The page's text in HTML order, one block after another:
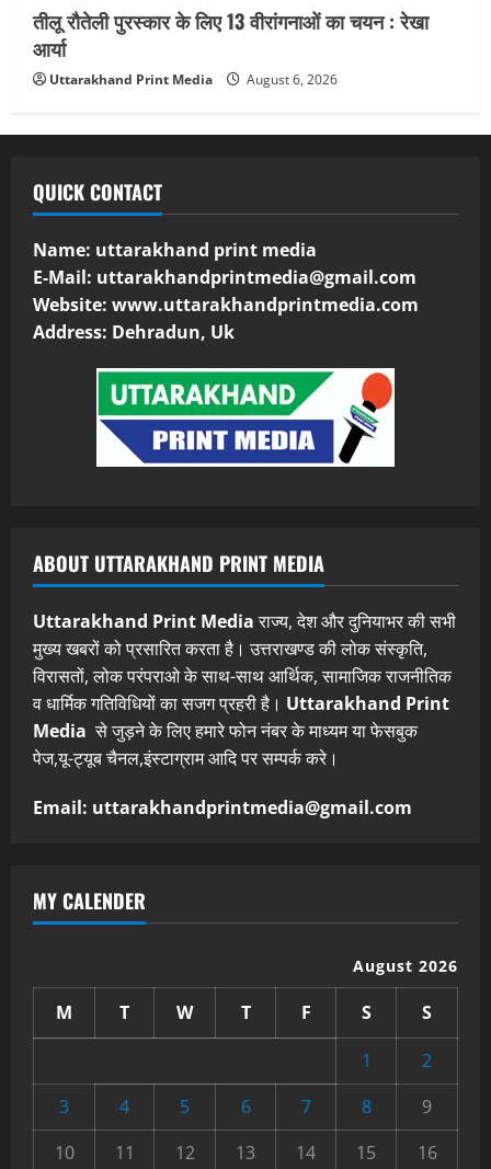
तीलू रौतेली पुरस्कार के लिए 13 वीरांगनाओं का चयन : रेखा
आर्या
Uttarakhand Print Media August 6, 2026
QUICK CONTACT
Name: uttarakhand print media
E-Mail: uttarakhandprintmedia@gmail.com
Website: www.uttarakhandprintmedia.com
Address: Dehradun, Uk
ABOUT UTTARAKHAND PRINT MEDIA
Uttarakhand Print Mediaराज्य, देश और दुनियाभर की सभी
मुख्य खबरों को प्रसारित करता है। उत्तराखण्ड की लोक संस्कृति,
विरासतों, लोक परंपराओ के साथ-साथ आर्थिक, सामाजिक राजनीतिक
व धार्मिक गतिविधियों का सजग प्रहरी है। Uttarakhand Print
Media से जुड़ने के लिए हमारे फोन नंबर के माध्यम या फेसबुक
पेज,यू-ट्यूब चैनल,इंस्टाग्राम आदि पर सम्पर्क करे।
Email: uttarakhandprintmedia@gmail.com
MY CALENDER
August 2026
M T W T F S
S
1
2
3
4 5 6 7 8
9
10
11 12 13 14 15 16